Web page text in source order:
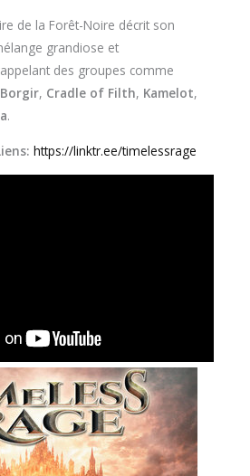
de la Forêt-Noire décrit son
grandiose et
des groupes comme
, Cradle of Filth, Kamelot,
.
https://linktr.ee/timelessrage